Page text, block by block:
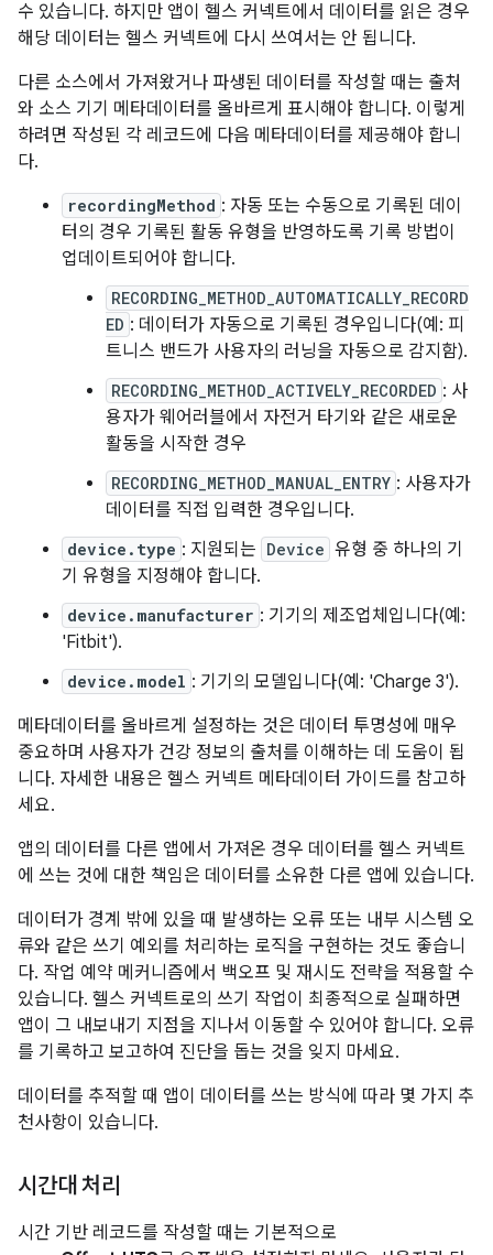
수 있습니다. 하지만 앱이 헬스 커넥트에서 데이터를 읽은 경우
해당 데이터는 헬스 커넥트에 다시 쓰여서는 안 됩니다.
다른 소스에서 가져왔거나 파생된 데이터를 작성할 때는 출처
와 소스 기기 메타데이터를 올바르게 표시해야 합니다. 이렇게
하려면 작성된 각 레코드에 다음 메타데이터를 제공해야 합니
다.
recordingMethod : 자동 또는 수동으로 기록된 데이
터의 경우 기록된 활동 유형을 반영하도록 기록 방법이
업데이트되어야 합니다.
RECORDING_METHOD_AUTOMATICALLY_RECORD
ED : 데이터가 자동으로 기록된 경우입니다(예: 피
트니스 밴드가 사용자의 러닝을 자동으로 감지함).
RECORDING_METHOD_ACTIVELY_RECORDED : 사
용자가 웨어러블에서 자전거 타기와 같은 새로운
활동을 시작한 경우
RECORDING_METHOD_MANUAL_ENTRY : 사용자가
데이터를 직접 입력한 경우입니다.
device.type : 지원되는 Device 유형 중 하나의 기
기 유형을 지정해야 합니다.
device.manufacturer : 기기의 제조업체입니다(예:
'Fitbit').
device.model : 기기의 모델입니다(예: 'Charge 3').
메타데이터를 올바르게 설정하는 것은 데이터 투명성에 매우
중요하며 사용자가 건강 정보의 출처를 이해하는 데 도움이 됩
니다. 자세한 내용은 헬스 커넥트 메타데이터 가이드를 참고하
세요.
앱의 데이터를 다른 앱에서 가져온 경우 데이터를 헬스 커넥트
에 쓰는 것에 대한 책임은 데이터를 소유한 다른 앱에 있습니다.
데이터가 경계 밖에 있을 때 발생하는 오류 또는 내부 시스템 오
류와 같은 쓰기 예외를 처리하는 로직을 구현하는 것도 좋습니
다. 작업 예약 메커니즘에서 백오프 및 재시도 전략을 적용할 수
있습니다. 헬스 커넥트로의 쓰기 작업이 최종적으로 실패하면
앱이 그 내보내기 지점을 지나서 이동할 수 있어야 합니다. 오류
를 기록하고 보고하여 진단을 돕는 것을 잊지 마세요.
데이터를 추적할 때 앱이 데이터를 쓰는 방식에 따라 몇 가지 추
천사항이 있습니다.
시간대 처리
시간 기반 레코드를 작성할 때는 기본적으로